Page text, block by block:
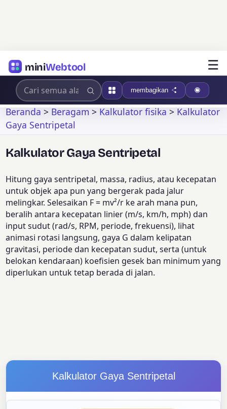
miniWebtool ☰
membagikan
Beranda>Beragam>Kalkulator fisika>Kalkulator
Gaya Sentripetal
Kalkulator Gaya Sentripetal
Hitung gaya sentripetal, massa, radius, atau kecepatan
untuk objek apa pun yang bergerak pada jalur
melingkar. Selesaikan F = mv²/r ke arah mana pun,
beralih antara kecepatan linier (m/s, km/h, mph) dan
input sudut (rad/s, RPM, periode, frekuensi), lihat
animasi rotasi langsung, gaya G dalam kelipatan
gravitasi, periode dan kecepatan sudut, serta (untuk
belokan kendaraan) koefisien gesek ban minimum yang
diperlukan untuk tetap berada di jalan.
Kalkulator Gaya Sentripetal